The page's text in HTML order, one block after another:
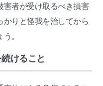
害者が受け取るべき損害
かりと怪我を治してから
。
けること